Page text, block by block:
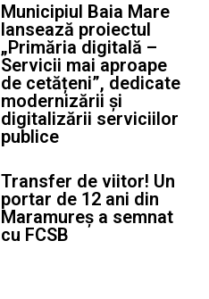
Municipiul Baia Mare
lansează proiectul
„Primăria digitală –
Servicii mai aproape
de cetățeni”, dedicate
modernizării și
digitalizării serviciilor
publice
Transfer de viitor! Un
portar de 12 ani din
Maramureș a semnat
cu FCSB